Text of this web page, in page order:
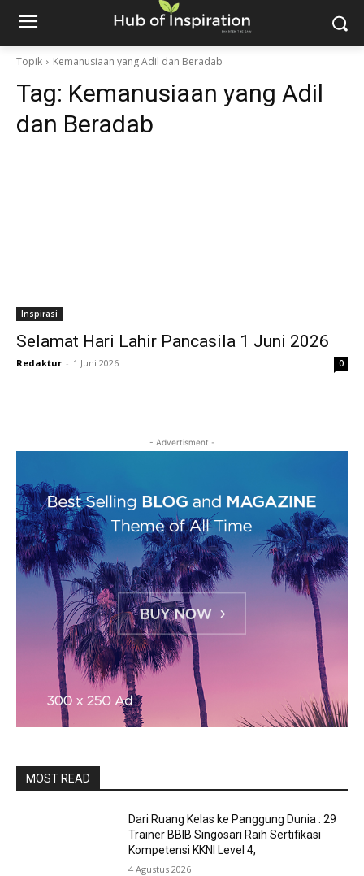
Topik Kemanusiaan yang Adil dan Beradab
Tag: Kemanusiaan yang Adil
dan Beradab
Inspirasi
Selamat Hari Lahir Pancasila 1 Juni 2026
Redaktur - 1 Juni 2026 0
- Advertisment -
MOST READ
Dari Ruang Kelas ke Panggung Dunia : 29
Trainer BBIB Singosari Raih Sertifikasi
Kompetensi KKNI Level 4,
4 Agustus 2026